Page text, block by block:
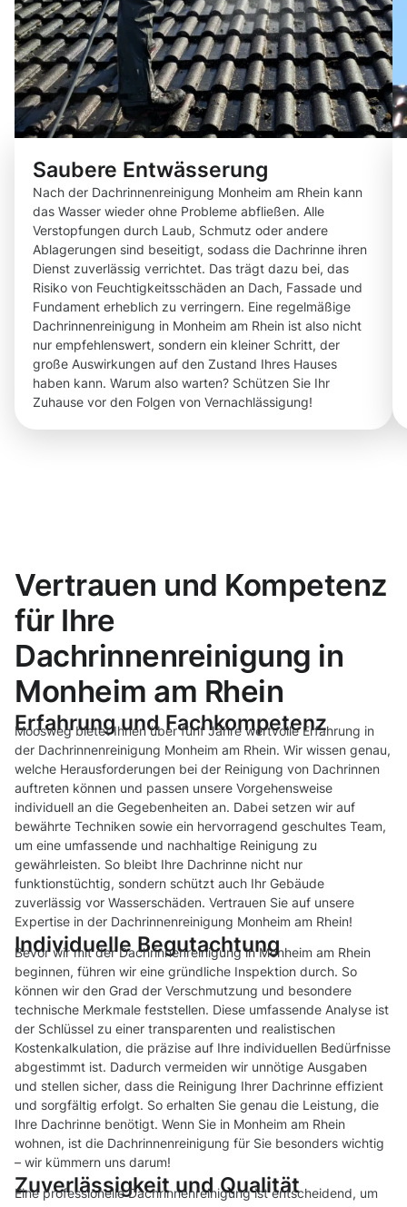
Saubere Entwässerung
Nach der Dachrinnenreinigung Monheim am Rhein kann
das Wasser wieder ohne Probleme abfließen. Alle
Verstopfungen durch Laub, Schmutz oder andere
Ablagerungen sind beseitigt, sodass die Dachrinne ihren
Dienst zuverlässig verrichtet. Das trägt dazu bei, das
Risiko von Feuchtigkeitsschäden an Dach, Fassade und
Fundament erheblich zu verringern. Eine regelmäßige
Dachrinnenreinigung in Monheim am Rhein ist also nicht
nur empfehlenswert, sondern ein kleiner Schritt, der
große Auswirkungen auf den Zustand Ihres Hauses
haben kann. Warum also warten? Schützen Sie Ihr
Zuhause vor den Folgen von Vernachlässigung!
Vertrauen und Kompetenz
für Ihre
Dachrinnenreinigung in
Monheim am Rhein
Erfahrung und Fachkompetenz
Moosweg bietet Ihnen über fünf Jahre wertvolle Erfahrung in
der Dachrinnenreinigung Monheim am Rhein. Wir wissen genau,
welche Herausforderungen bei der Reinigung von Dachrinnen
auftreten können und passen unsere Vorgehensweise
individuell an die Gegebenheiten an. Dabei setzen wir auf
bewährte Techniken sowie ein hervorragend geschultes Team,
um eine umfassende und nachhaltige Reinigung zu
gewährleisten. So bleibt Ihre Dachrinne nicht nur
funktionstüchtig, sondern schützt auch Ihr Gebäude
zuverlässig vor Wasserschäden. Vertrauen Sie auf unsere
Expertise in der Dachrinnenreinigung Monheim am Rhein!
Individuelle Begutachtung
Bevor wir mit der Dachrinnenreinigung in Monheim am Rhein
beginnen, führen wir eine gründliche Inspektion durch. So
können wir den Grad der Verschmutzung und besondere
technische Merkmale feststellen. Diese umfassende Analyse ist
der Schlüssel zu einer transparenten und realistischen
Kostenkalkulation, die präzise auf Ihre individuellen Bedürfnisse
abgestimmt ist. Dadurch vermeiden wir unnötige Ausgaben
und stellen sicher, dass die Reinigung Ihrer Dachrinne effizient
und sorgfältig erfolgt. So erhalten Sie genau die Leistung, die
Ihre Dachrinne benötigt. Wenn Sie in Monheim am Rhein
wohnen, ist die Dachrinnenreinigung für Sie besonders wichtig
– wir kümmern uns darum!
Zuverlässigkeit und Qualität
Eine professionelle Dachrinnenreinigung ist entscheidend, um